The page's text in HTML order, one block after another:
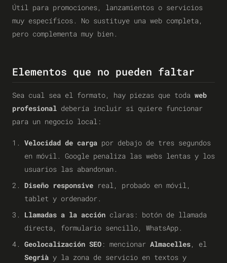
Útil para promociones, lanzamientos o servicios
muy específicos. No sustituye una web completa,
pero complementa muy bien.
Elementos que no pueden faltar
Sea cual sea el formato, hay piezas que toda web
profesional debería incluir si quiere funcionar
para un negocio local:
Velocidad de carga por debajo de tres segundos
en móvil. Google penaliza las webs lentas y los
usuarios las abandonan.
Diseño responsive real, probado en móvil,
tablet y ordenador.
Llamadas a la acción claras: botón de llamada
directa, formulario sencillo, WhatsApp.
Geolocalización SEO : mencionar Almacelles, el
Segrià y la zona de servicio en textos y